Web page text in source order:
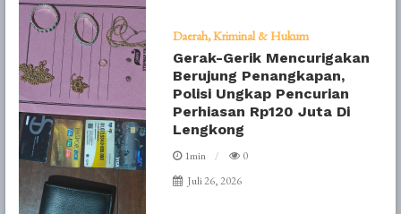
Daerah Kriminal & Hukum
Gerak-Gerik Mencurigakan
Berujung Penangkapan,
Polisi Ungkap Pencurian
Perhiasan Rp120 Juta Di
Lengkong
1min
0
Juli 26, 2026